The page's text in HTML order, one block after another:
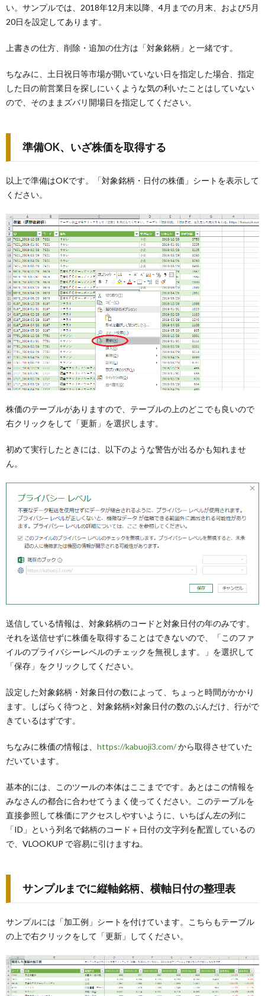
い。サンプルでは、2018年12月末以降、4月までの月末、および5月
20日を設定してあります。
上書きの仕方、削除・追加の仕方は「対象銘柄」と一緒です。
ちなみに、土日祝日等市場が開いていない日を指定した場合、指定
した日の前営業日を探しにいくような気の利いたことはしていない
ので、そのままズバリ開場日を指定してください。
準備OK、いざ株価を取得する
以上で準備はOKです。「対象銘柄・日付の株価」シートを表示して
ください。
株価のテーブルがありますので、テーブルの上のどこでも良いので
右クリックをして「更新」を選択します。
初めて実行したときには、以下のような警告が出るかも知れませ
ん。
送信している情報は、対象銘柄のコードと対象日付の年のみです。
それを送信せずに株価を取得することはできないので、「このファ
イルのプライバシーレベルのチェックを無視します。」を選択して
「保存」をクリックしてください。
設定した対象銘柄・対象日付の数によって、ちょっと時間がかかり
ます。しばらく待つと、対象銘柄×対象日付の数のぶんだけ、行がで
きているはずです。
ちなみに株価の情報は、 https://kabuoji3.com/から取得させていた
だいています。
基本的には、このツールの本体はここまでです。あとはこの情報を
みなさんの都合に合わせてうまく使ってください。このテーブルを
直接参照して株価にアクセスしやすいように、いちばん左の列に
「ID」という列名で銘柄のコード＋日付の文字列を配置しているの
で、VLOOKUP で容易に引けますね。
サンプルまでに縦軸銘柄、横軸日付の整理表
サンプルには「加工例」シートを付けています。こちらもテーブル
の上で右クリックをして「更新」してください。